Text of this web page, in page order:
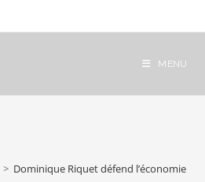
MENU
> Dominique Riquet défend l’économie